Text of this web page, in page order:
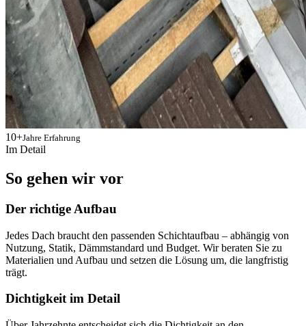
10+Jahre Erfahrung
Im Detail
So gehen wir vor
Der richtige Aufbau
Jedes Dach braucht den passenden Schichtaufbau – abhängig von
Nutzung, Statik, Dämmstandard und Budget. Wir beraten Sie zu
Materialien und Aufbau und setzen die Lösung um, die langfristig
trägt.
Dichtigkeit im Detail